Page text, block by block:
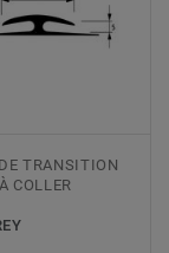
TRANSITION
COLLER